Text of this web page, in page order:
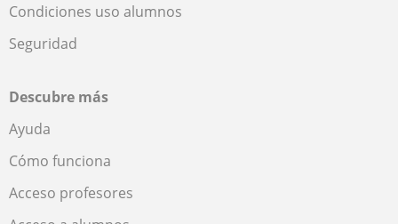
Condiciones uso alumnos
Seguridad
Descubre más
Ayuda
Cómo funciona
Acceso profesores